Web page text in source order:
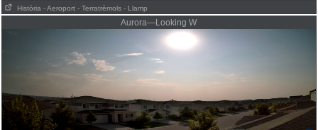
Història - Aeroport - Terratrèmols - Llamp
Aurora—Looking W